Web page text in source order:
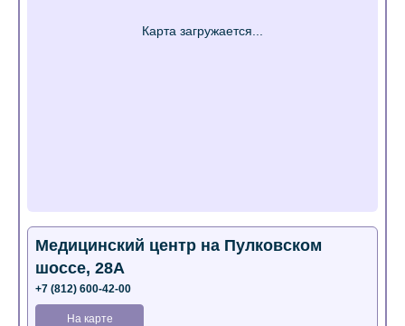
Медицинский центр на Пулковском
шоссе, 28А
+7 (812) 600-42-00
На карте